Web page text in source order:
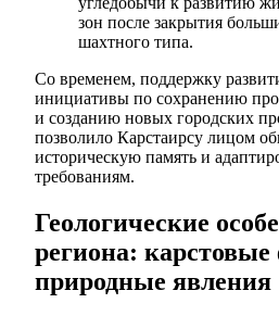
зон после закрытия
шахтного типа.
Со временем, поддержку
инициативы по сохранению
и созданию новых городских
позволило Карстаирсу лицом
историческую память и
требованиям.
Геологические
региона:
природные явления